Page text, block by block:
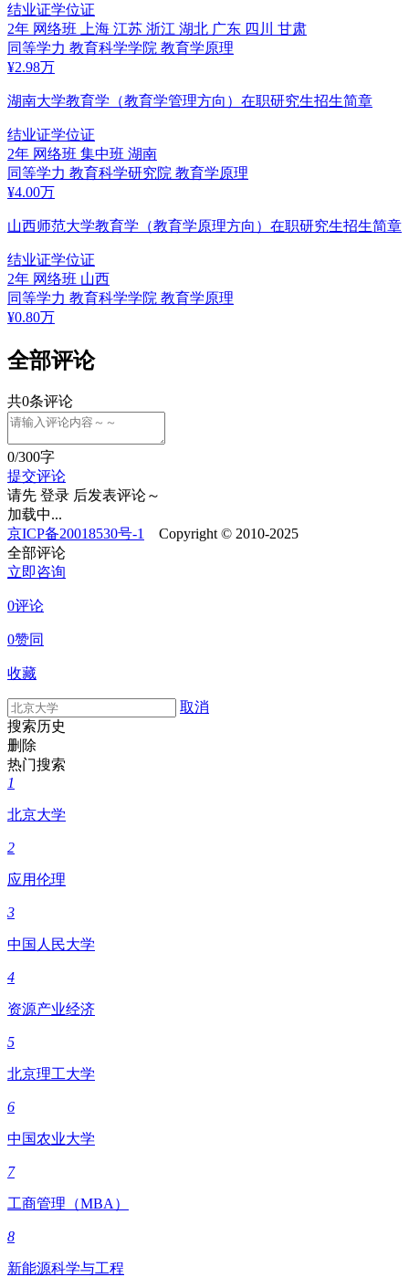
结业证学位证
2年 网络班
上海 江苏 浙江 湖北 广东 四川 甘肃
同等学力 教育科学学院 教育学原理
¥2.98万
湖南大学教育学（教育学管理方向）在职研究生招生简章
结业证学位证
2年 网络班 集中班 湖南
同等学力 教育科学研究院 教育学原理
¥4.00万
山西师范大学教育学（教育学原理方向）在职研究生招生简章
结业证学位证
2年 网络班 山西
同等学力 教育科学学院 教育学原理
¥0.80万
全部评论
共0条评论
0/300字
提交评论
请先 登录 后发表评论～
加载中...
京ICP备20018530号-1 Copyright © 2010-2025
全部评论
立即咨询
0评论
0赞同
收藏
取消
搜索历史
删除
热门搜索
1
北京大学
2
应用伦理
3
中国人民大学
4
资源产业经济
5
北京理工大学
6
中国农业大学
7
工商管理（MBA）
8
新能源科学与工程